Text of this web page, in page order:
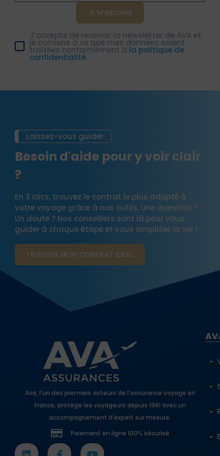
J’accepte de recevoir la newsletter de AVA et
je consens à ce que mes données soient
traitées conformément à la politique de
confidentialité.
Laissez-vous guider
Besoin d'aide pour y voir clair
?
En 3 clics, trouvez le contrat le plus adapté à
votre voyage grâce à nos outils. Une question ?
Un doute ? Nos conseillers sont là pour vous
guider à chaque étape et vous simplifier la vie !
TROUVER MON CONTRAT​ IDÉAL
Ava, l’un des premiers acteurs de l’assurance voyage en
France, protège les voyageurs depuis 1981 avec un
accompagnement d’expert sur mesure.
Paiement en ligne 100% sécurisé